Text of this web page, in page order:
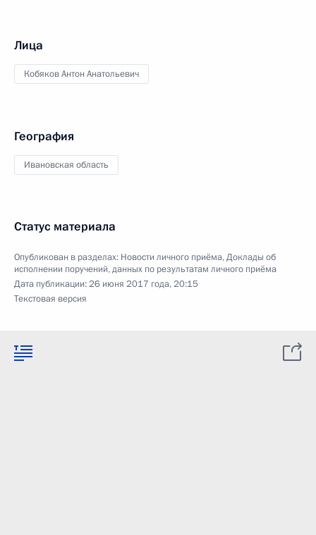
Лица
Кобяков Антон Анатольевич
География
Ивановская область
Статус материала
Опубликован в разделах: Новости личного приёма,Доклады об
исполнении поручений, данных по результатам личного приёма
Дата публикации:26 июня 2017 года, 20:15
Текстовая версия